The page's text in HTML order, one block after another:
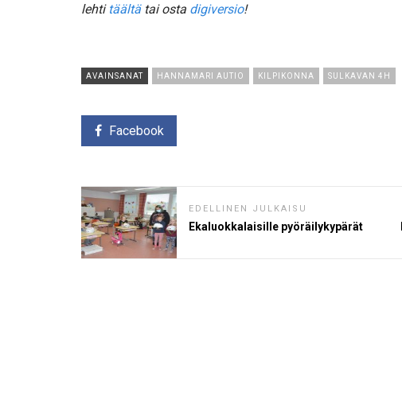
lehti täältätai osta digiversio!
AVAINSANAT HANNAMARI AUTIO KILPIKONNA SULKAVAN 4H
Facebook
EDELLINEN JULKAISU
Ekaluokkalaisille pyöräilykypärät